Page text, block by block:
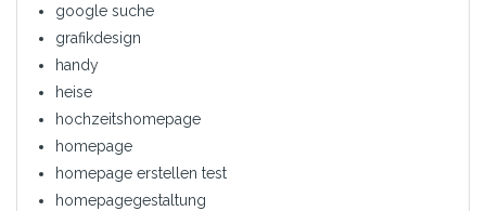
google suche
grafikdesign
handy
heise
hochzeitshomepage
homepage
homepage erstellen test
homepagegestaltung